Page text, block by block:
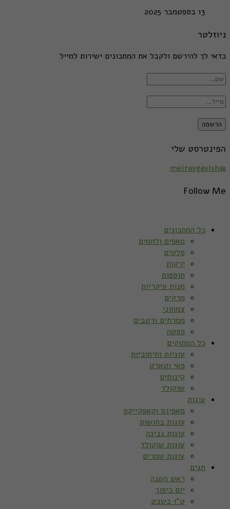
13 בספטמבר 2025
ניוזלטר
כדאי לך להירשם ולקבל את המתכונים ישירות למייל
הפינטרסט שלי
@meiravgavish
Follow Me
כל המתכונים
מאפים ולחמים
סלטים
ירקות
תוספות
מנות עיקריות
מרקים
צמחוני
ממרחים ורטבים
פסטה
כל המתוקים
עוגיות וחיתוכיות
פאי וטארט
קינוחים
שוקולד
עוגות
מאפינס וקאפקייקס
עוגות בחושות
עוגות גבינה
עוגות שוקולד
עוגות שמרים
חגים
ראש השנה
יום כיפור
ט”ו בשבט